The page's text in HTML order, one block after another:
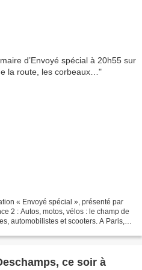
« Envoyé spécial », présenté par
2 : Autos, motos, vélos : le champ de
automobilistes et scooters. A Paris,
ce soir à